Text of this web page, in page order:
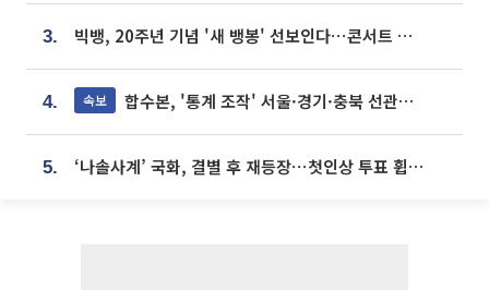
3. 빅뱅, 20주년 기념 '새 뱅봉' 선보인다⋯콘서트 앞두고 팝업 개최
4. 속보 합수본, '통계 조작' 서울·경기·충북 선관위 등 추가 압수수색
5. ‘나솔사계’ 국화, 결별 후 재등장⋯첫인상 투표 휩쓸고 ‘인기녀’ 등극